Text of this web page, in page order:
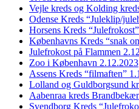
Vejle kreds og Kolding
Odense Kreds “Juleklip/
Horsens Kreds
Københavns Kreds “snak
Julefrokost på Flammen
Zoo i København 2.12.2023
Assens Kreds “filmaften”
Lolland og Guldborgsund
Aabenraa kreds
Svendborg Kreds